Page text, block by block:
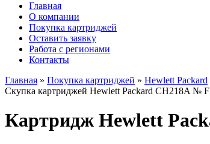
Главная
О компании
Покупка картриджей
Оставить заявку
Работа с регионами
Контакты
Главная » Покупка картриджей » Hewlett Packard
Скупка картриджей Hewlett Packard CH218A №
Картридж Hewlett